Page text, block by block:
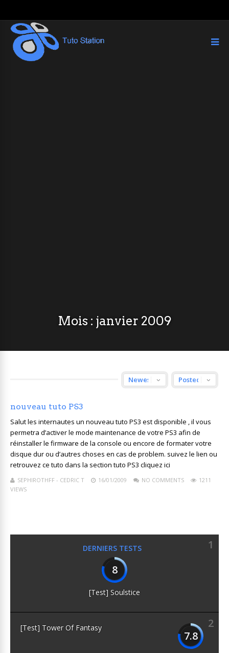
Mois : janvier 2009
nouveau tuto PS3
Salut les internautes un nouveau tuto PS3 est disponible , il vous
permetra d’activer le mode maintenance de votre PS3 afin de
réinstaller le firmware de la console ou encore de formater votre
disque dur ou d’autres choses en cas de problem. suivez le lien ou
retrouvez ce tuto dans la section tuto PS3 cliquez ici
SEPHIROTHFF - CEDRIC T 16/01/2009 NO COMMENTS
1211
VIEWS
DERNIERS TESTS
1
8
[Test] Soulstice
2
7.8
[Test] Tower Of Fantasy